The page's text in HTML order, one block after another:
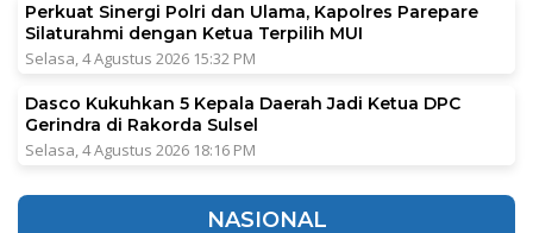
Perkuat Sinergi Polri dan Ulama, Kapolres Parepare
Silaturahmi dengan Ketua Terpilih MUI
Selasa, 4 Agustus 2026 15:32 PM
Dasco Kukuhkan 5 Kepala Daerah Jadi Ketua DPC
Gerindra di Rakorda Sulsel
Selasa, 4 Agustus 2026 18:16 PM
NASIONAL